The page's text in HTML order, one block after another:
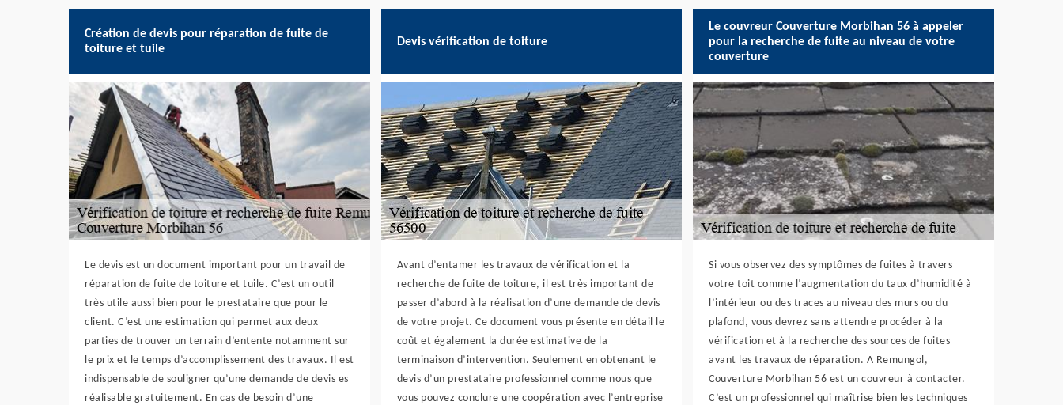
Création de devis pour réparation de fuite de
toiture et tuile
Le devis est un document important pour un travail de
réparation de fuite de toiture et tuile. C’est un outil
très utile aussi bien pour le prestataire que pour le
client. C’est une estimation qui permet aux deux
parties de trouver un terrain d’entente notamment sur
le prix et le temps d’accomplissement des travaux. Il est
indispensable de souligner qu’une demande de devis es
réalisable gratuitement. En cas de besoin d’une
Devis vérification de toiture
Avant d’entamer les travaux de vérification et la
recherche de fuite de toiture, il est très important de
passer d’abord à la réalisation d’une demande de devis
de votre projet. Ce document vous présente en détail le
coût et également la durée estimative de la
terminaison d’intervention. Seulement en obtenant le
devis d’un prestataire professionnel comme nous que
vous pouvez conclure une coopération avec l’entreprise
Le couvreur Couverture Morbihan 56 à appeler
pour la recherche de fuite au niveau de votre
couverture
Si vous observez des symptômes de fuites à travers
votre toit comme l’augmentation du taux d’humidité à
l’intérieur ou des traces au niveau des murs ou du
plafond, vous devrez sans attendre procéder à la
vérification et à la recherche des sources de fuites
avant les travaux de réparation. A Remungol,
Couverture Morbihan 56 est un couvreur à contacter.
C’est un professionnel qui maîtrise bien les techniques